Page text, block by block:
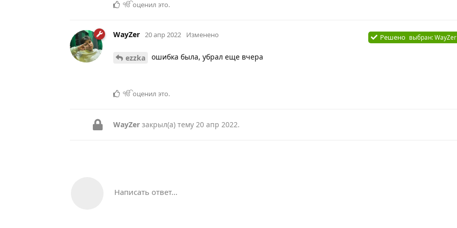
ੴоценил это.
WayZer 20 апр 2022 Изменено Решено выбран:WayZer
ezzka ошибка была, убрал еще вчера
ੴоценил это.
WayZer закрыл(а) тему 20 апр 2022.
Написать ответ...